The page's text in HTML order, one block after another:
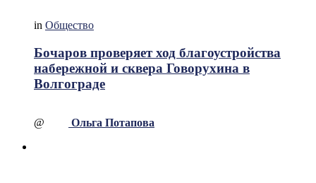
in Общество
Бочаров проверяет ход благоустройства
набережной и сквера Говорухина в
Волгограде
@ Ольга Потапова